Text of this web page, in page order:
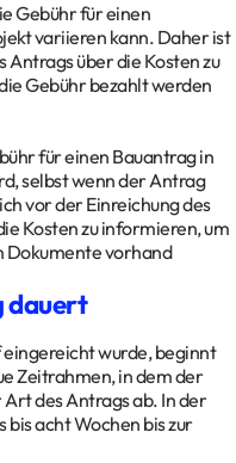
Gebühr für einen
variieren kann. Daher ist
Antrags über die Kosten zu
Gebühr bezahlt werden
für einen Bauantrag in
selbst wenn der Antrag
vor der Einreichung des
Kosten zu informieren, um
Dokumente vorhand
dauert
wurde, beginnt
Zeitrahmen, in dem der
des Antrags ab. In der
bis acht Wochen bis zur